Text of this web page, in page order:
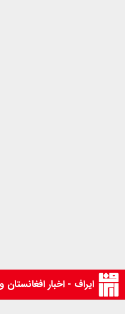
ایراف - اخبار افغانستان